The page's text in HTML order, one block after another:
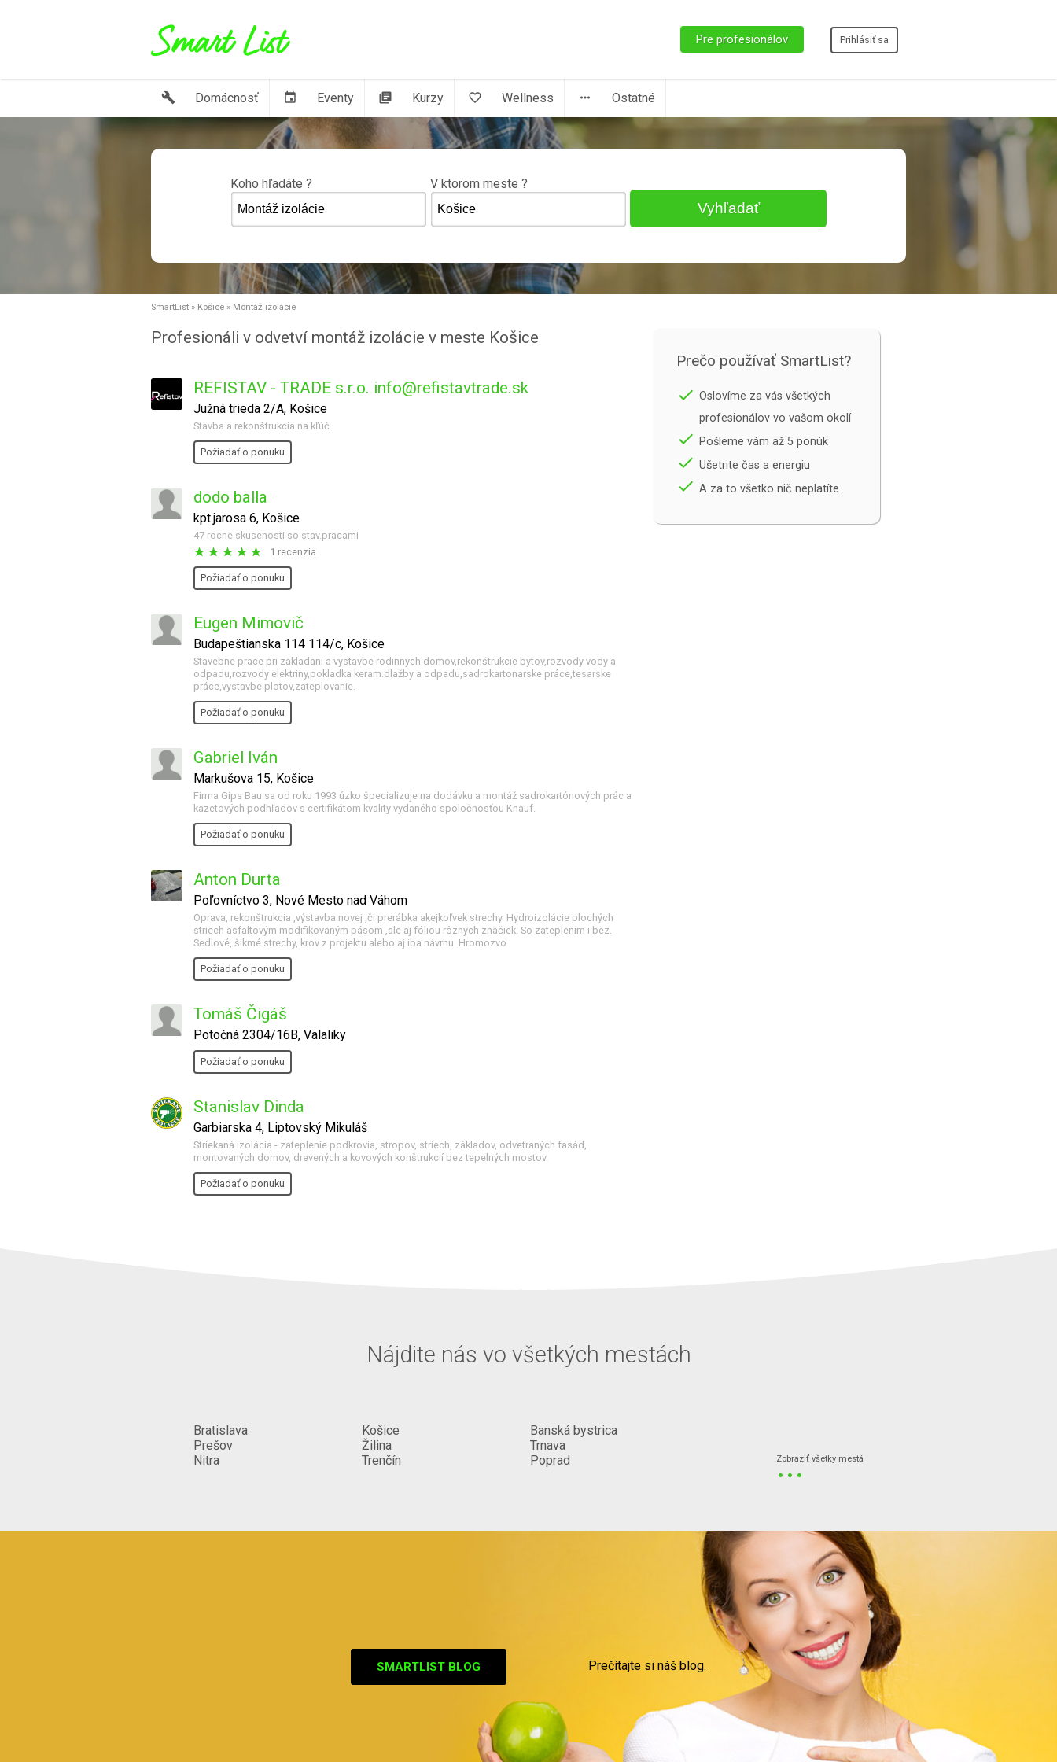
Pre profesionálov Prihlásiť sa
build Domácnosť event Eventy library_books Kurzy favorite_border Wellness more_horiz Ostatné
Koho hľadáte ? V ktorom meste ?
SmartList » Košice » Montáž izolácie
Profesionáli v odvetví montáž izolácie v meste Košice
REFISTAV - TRADE s.r.o. info@refistavtrade.sk
Južná trieda 2/A, Košice
Stavba a rekonštrukcia na kľúč.
Požiadať o ponuku
dodo balla
kpt.jarosa 6, Košice
47 rocne skusenosti so stav.pracami
1 recenzia
Požiadať o ponuku
Eugen Mimovič
Budapeštianska 114 114/c, Košice
Stavebne prace pri zakladani a vystavbe rodinnych domov,rekonštrukcie bytov,rozvody vody a
odpadu,rozvody elektriny,pokladka keram.dlažby a odpadu,sadrokartonarske práce,tesarske
práce,vystavbe plotov,zateplovanie.
Požiadať o ponuku
Gabriel Iván
Markušova 15, Košice
Firma Gips Bau sa od roku 1993 úzko špecializuje na dodávku a montáž sadrokartónových prác a
kazetových podhľadov s certifikátom kvality vydaného spoločnosťou Knauf.
Požiadať o ponuku
Anton Durta
Poľovníctvo 3, Nové Mesto nad Váhom
Oprava, rekonštrukcia ,výstavba novej ,či prerábka akejkoľvek strechy. Hydroizolácie plochých
striech asfaltovým modifikovaným pásom ,ale aj fóliou rôznych značiek. So zateplením i bez.
Sedlové, šikmé strechy, krov z projektu alebo aj iba návrhu. Hromozvo
Požiadať o ponuku
Tomáš Čigáš
Potočná 2304/16B, Valaliky
Požiadať o ponuku
Stanislav Dinda
Garbiarska 4, Liptovský Mikuláš
Striekaná izolácia - zateplenie podkrovia, stropov, striech, základov, odvetraných fasád,
montovaných domov, drevených a kovových konštrukcií bez tepelných mostov.
Požiadať o ponuku
Prečo používať SmartList?
done Oslovíme za vás všetkých
profesionálov vo vašom okolí
done Pošleme vám až 5 ponúk
done Ušetrite čas a energiu
done A za to všetko nič neplatíte
Nájdite nás vo všetkých mestách
Bratislava
Prešov
Nitra
Košice
Žilina
Trenčín
Banská bystrica
Trnava
Poprad
Zobraziť všetky mestá
...
SMARTLIST BLOG Prečítajte si náš blog.